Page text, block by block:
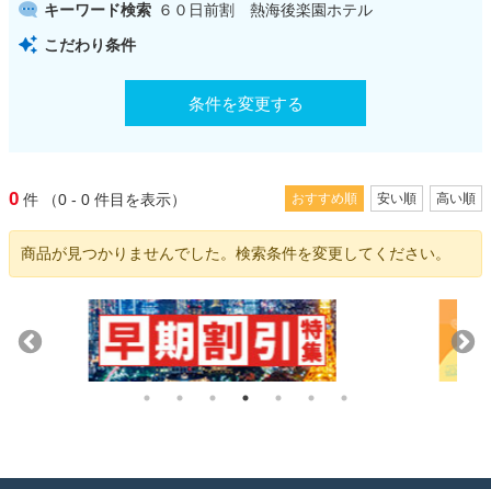
キーワード検索 ６０日前割 熱海後楽園ホテル
こだわり条件
条件を変更する
0 件 （0 - 0 件目を表示） おすすめ順 安い順 高い順
商品が見つかりませんでした。検索条件を変更してください。